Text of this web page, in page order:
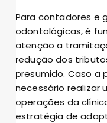
Para contadores e
odontológicas, é
atenção a
redução dos
presumido. Caso a
necessário realizar
operações da
estratégia de